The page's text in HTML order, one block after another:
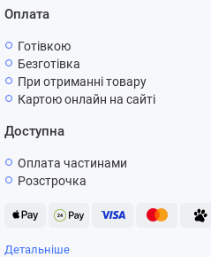
Оплата
Готівкою
Безготівка
При отриманні товару
Картою онлайн на сайті
Доступна
Оплата частинами
Розстрочка
Детальніше